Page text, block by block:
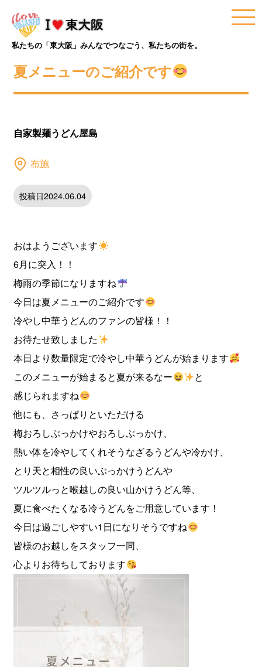
私たちの「東大阪」みんなでつなごう、私たちの街を。
夏メニューのご紹介です
自家製麺うどん屋島
布施
投稿日2024.06.04
おはようございます
6月に突入！！
梅雨の季節になりますね
今日は夏メニューのご紹介です
冷やし中華うどんのファンの皆様！！
お待たせ致しました
本日より数量限定で冷やし中華うどんが始まります
このメニューが始まると夏が来るなー
と
感じられますね
他にも、さっぱりといただける
梅おろしぶっかけやおろしぶっかけ、
熱い体を冷やしてくれそうなざるうどんや冷かけ、
とり天と相性の良いぶっかけうどんや
ツルツルっと喉越しの良い山かけうどん等、
夏に食べたくなる冷うどんをご用意しています！
今日は過ごしやすい1日になりそうですね
皆様のお越しをスタッフ一同、
心よりお待ちしております